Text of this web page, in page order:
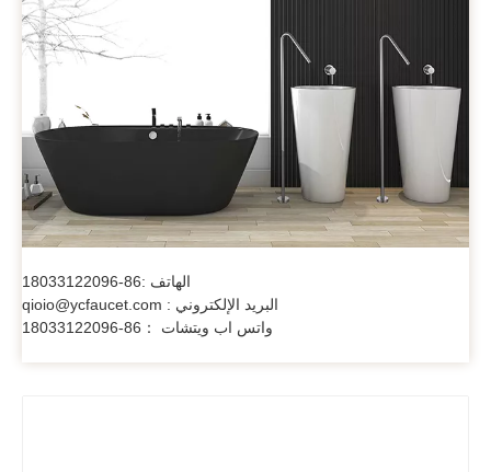
الهاتف :86-18033122096
البريد الإلكتروني : qioio@ycfaucet.com
واتس اب ويتشات ：86-18033122096